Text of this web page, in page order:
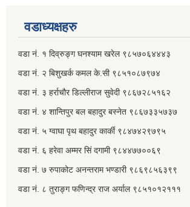
वडाध्यक्षहरु
वडा नं. १ दिव्रुङ्ग घनश्याम खरेल ९८५७०६४४४३
वडा नं. २ ‌‍बिशुखर्क कमल के.सी ९८५१०८७९७४
वडा नं. ३ हर्राचौर डिल्लीराज सुवेदी ९८६७२८५१६२
वडा नं. ४ शान्तिपुर बल बहादुर बस्नेत​ ९८६७३३५७३७
वडा नं. ५ ग्वाघा पृथ बहादुर कार्की ९८४७४२९७९५
वडा नं. ६ हरेवा अम्मर सिं दगामी​ ९८४४७७००६९
वडा नं. ७ ‌‍रुपाकोट अनन्तराम भण्डारी ९८६९८५६३९९
वडा नं. ८ तुराङ्ग फणिन्द्र राज अर्याल ९८५१०१२१११